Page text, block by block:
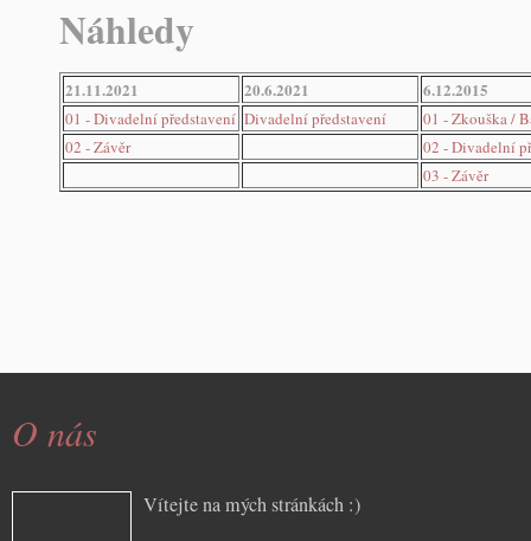
Náhledy
21.11.2021 20.6.2021 6.12.2015
01 - Divadelní představení Divadelní představení
01 - Zkouška /
02 - Závěr
02 - Divadelní
03 - Závěr
O nás
Vítejte na mých stránkách :)